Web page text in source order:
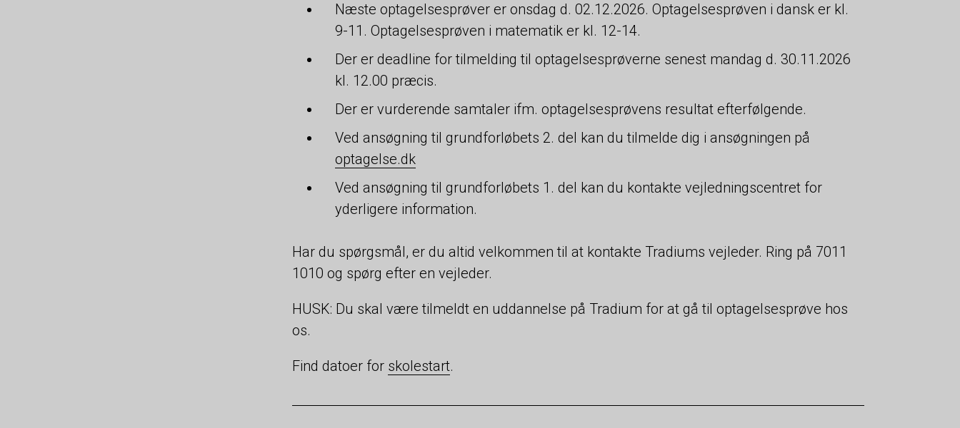
Næste optagelsesprøver er onsdag d. 02.12.2026. Optagelsesprøven i dansk er kl.
9-11. Optagelsesprøven i matematik er kl. 12-14.
Der er deadline for tilmelding til optagelsesprøverne senest mandag d. 30.11.2026
kl. 12.00 præcis.
Der er vurderende samtaler ifm. optagelsesprøvens resultat efterfølgende.
Ved ansøgning til grundforløbets 2. del kan du tilmelde dig i ansøgningen på
optagelse.dk
Ved ansøgning til grundforløbets 1. del kan du kontakte vejledningscentret for
yderligere information.
Har du spørgsmål, er du altid velkommen til at kontakte Tradiums vejleder. Ring på 7011
1010 og spørg efter en vejleder.
HUSK: Du skal være tilmeldt en uddannelse på Tradium for at gå til optagelsesprøve hos
os.
Find datoer for skolestart.